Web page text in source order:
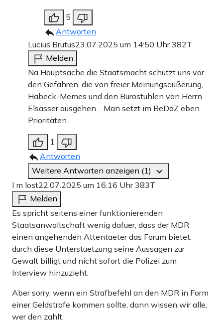
5
Antworten
Lucius Brutus23.07.2025 um 14:50 Uhr382T
Melden
Na Hauptsache die Staatsmacht schützt uns vor
den Gefahren, die von freier Meinungsäußerung,
Habeck-Memes und den Bürostühlen von Herrn
Elsässer ausgehen… Man setzt im BeDaZ eben
Prioritäten.
1
Antworten
Weitere Antworten anzeigen (1)
I m lost22.07.2025 um 16:16 Uhr383T
Melden
Es spricht seitens einer funktionierenden
Staatsanwaltschaft wenig dafuer, dass der MDR
einen angehenden Attentaeter das Forum bietet,
durch diese Unterstuetzung seine Aussagen zur
Gewalt billigt und nicht sofort die Polizei zum
Interview hinzuzieht.
Aber sorry, wenn ein Strafbefehl an den MDR in Form
einer Geldstrafe kommen sollte, dann wissen wir alle,
wer den zahlt.